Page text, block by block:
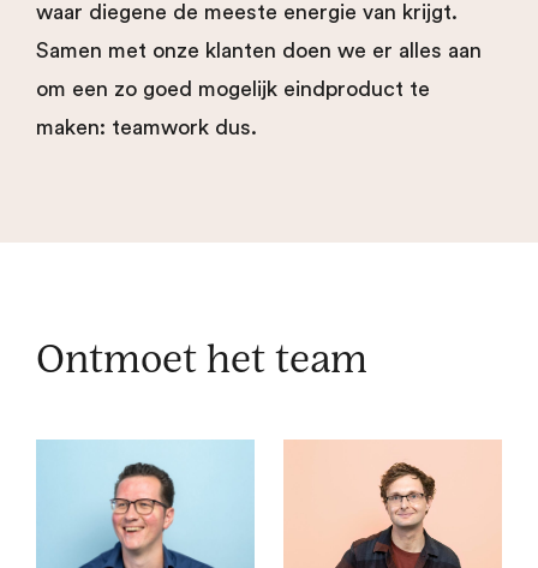
waar diegene de meeste energie van krijgt.
Samen met onze klanten doen we er alles aan
om een zo goed mogelijk eindproduct te
maken: teamwork dus.
Ontmoet het team